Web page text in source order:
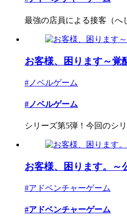
最強の店員による接客（へ
お客様、困ります～覚
#ノベルゲーム
#ノベルゲーム
シリーズ第5弾！今回のシ
お客様、困ります。～
#アドベンチャーゲーム
#アドベンチャーゲーム